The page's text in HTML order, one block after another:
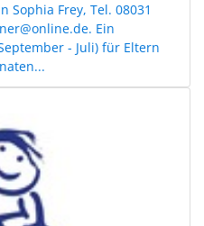
Sophia Frey, Tel. 08031
Ein
- Juli) für Eltern